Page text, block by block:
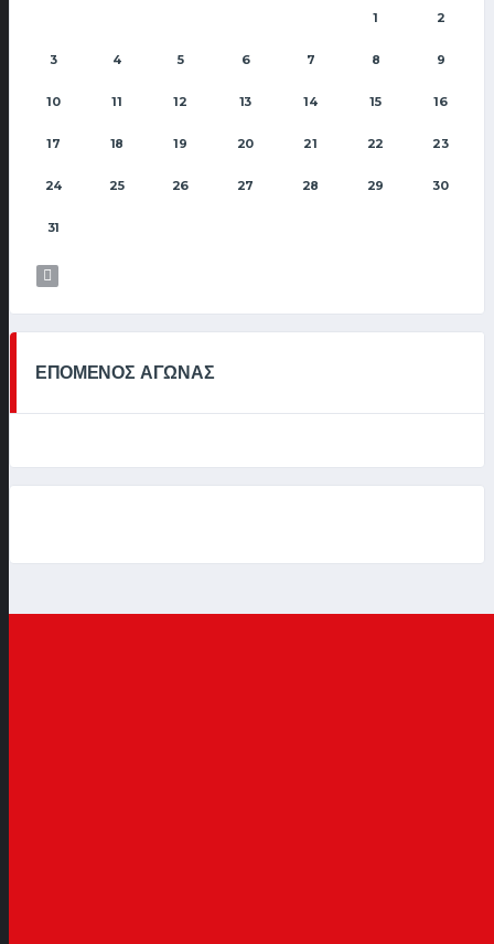
1 2
3 4 5 6 7 8 9
10 11 12 13 14 15 16
17 18 19 20 21 22 23
24 25 26 27 28 29 30
31
ΕΠΟΜΕΝΟΣ ΑΓΩΝΑΣ